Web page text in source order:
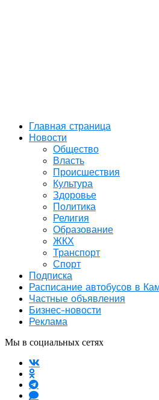
Главная страница
Новости
Общество
Власть
Происшествия
Культура
Здоровье
Политика
Религия
Образование
ЖКХ
Транспорт
Спорт
Подписка
Расписание автобусов в
Частные объявления
Бизнес-новости
Реклама
Мы в социальных сетях